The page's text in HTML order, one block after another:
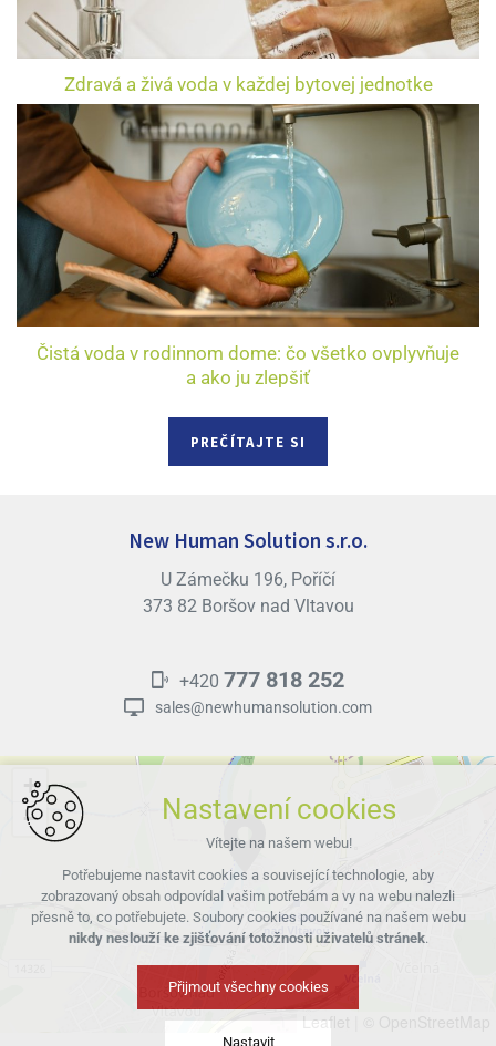
Zdravá a živá voda v každej bytovej jednotke
Čistá voda v rodinnom dome: čo všetko ovplyvňuje
a ako ju zlepšiť
PREČÍTAJTE SI
New Human Solution s.r.o.
U Zámečku 196, Poříčí
373 82 Boršov nad Vltavou
+420 777 818 252
sales@newhumansolution.com
+
−
Leaflet
Nastavení cookies
Vítejte na našem webu!
Potřebujeme nastavit cookies a související technologie, aby
zobrazovaný obsah odpovídal vašim potřebám a vy na webu nalezli
přesně to, co potřebujete. Soubory cookies používané na našem webu
nikdy neslouží ke zjišťování totožnosti uživatelů stránek.
Přijmout všechny cookies
Nastavit